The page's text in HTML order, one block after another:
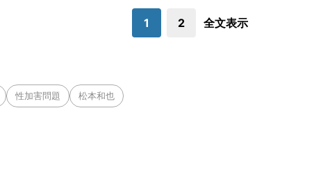
1 2 全文表示
性加害問題 松本和也